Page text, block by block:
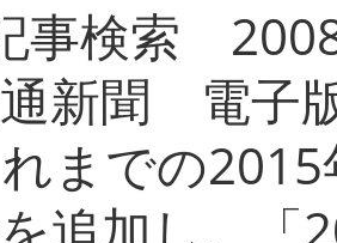
事検索
新聞 電子
までの